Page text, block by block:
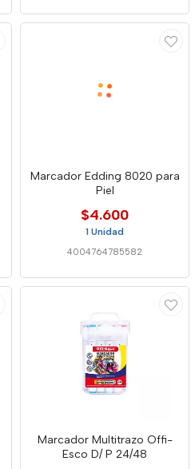
Marcador Edding 8020 para
Piel
$4.600
1 Unidad
4004764785582
Marcador Multitrazo Offi-
Esco D/ P 24/48